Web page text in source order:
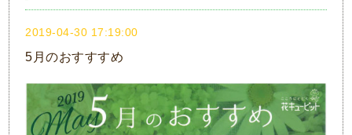
2019-04-30 17:19:00
5月のおすすすめ